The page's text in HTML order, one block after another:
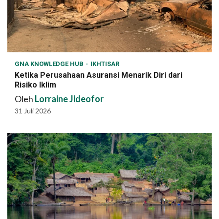
GNA KNOWLEDGE HUB IKHTISAR
Ketika Perusahaan Asuransi Menarik Diri dari
Risiko Iklim
Oleh Lorraine Jideofor
31 Juli 2026